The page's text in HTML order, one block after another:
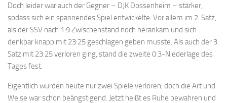
Doch leider war auch der Gegner – DJK Dossenheim – stärker,
sodass sich ein spannendes Spiel entwickelte. Vor allem im 2. Satz,
als der SSV nach 1:9 Zwischenstand noch herankam und sich
denkbar knapp mit 23:25 geschlagen geben musste. Als auch der 3.
Satz mit 23:25 verloren ging, stand die zweite 0:3-Niederlage des
Tages fest.
Eigentlich wurden heute nur zwei Spiele verloren, doch die Art und
Weise war schon beängstigend. Jetzt heißt es Ruhe bewahren und